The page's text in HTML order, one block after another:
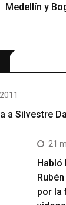
Medellín y
a Silvestre
21
Habló
por la